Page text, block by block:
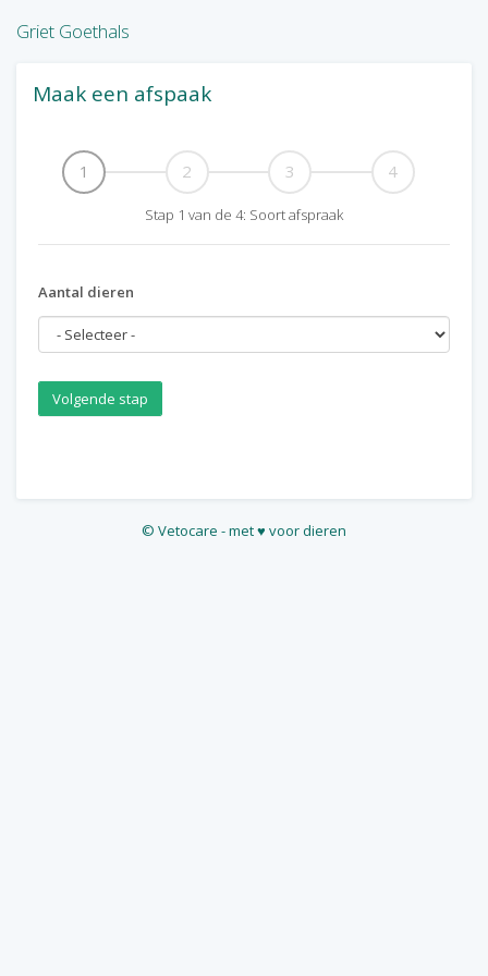
Griet Goethals
Maak een afspaak
1 2 3 4
Stap 1 van de 4: Soort afspraak
Aantal dieren
Volgende stap
© Vetocare - met ♥ voor dieren